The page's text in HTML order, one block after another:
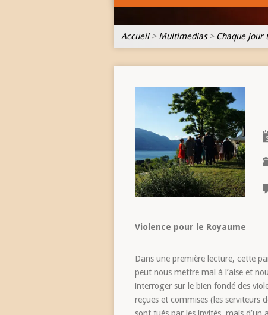
Accueil> Multimedias> Chaque jour
Violence pour le Royaume
Dans une première lecture, cette
peut nous mettre mal à l’aise et
interroger sur le bien fondé des
reçues et commises (les serviteurs